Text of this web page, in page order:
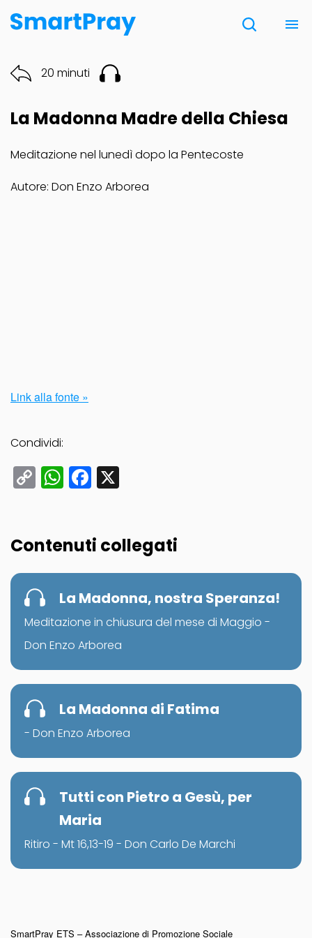
Chi siamo
Contatti
Note Legali
20 minuti
La Madonna Madre della Chiesa
Meditazione nel lunedì dopo la Pentecoste
Autore: Don Enzo Arborea
Link alla fonte »
Condividi:
CopyWhatsApp
Facebook
Contenuti collegati
La Madonna, nostra Speranza!
Meditazione in chiusura del mese di Maggio -
Don Enzo Arborea
La Madonna di Fatima
- Don Enzo Arborea
Tutti con Pietro a Gesù, per
Maria
Ritiro - Mt 16,13-19 - Don Carlo De Marchi
SmartPray ETS – Associazione di Promozione Sociale